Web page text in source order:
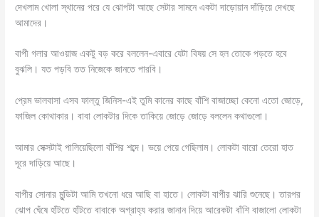
দেখলাম খোলা স্থানের পরে যে ঝোপটা আছে সেটার সামনে একটা দাড়োয়ান দাঁড়িয়ে দেখছে
আমাদের।
বাপী গলার আওয়াজ একটু বড় করে বললেন-এবারে যেটা বিষয় সে হল তোকে পড়তে হবে
বুঝলি। যত পড়বি তত নিজেকে জানতে পারবি।
প্রেম ভালবাসা এসব ফাল্তু জিনিস-এই তুমি কানের কাছে বাঁশি বাজাচ্ছো কেনো এতো জোড়ে,
ফাজিল কোথাকার। বাবা লোকটার দিকে তাকিয়ে জোড়ে জোড়ে বললেন কথাগুলো।
আমার সেক্সটাই পালিয়েছিলো বাঁশির শব্দে। ভয়ে পেয়ে গেছিলাম। লোকটা বারো তেরো হাত
দূরে দাড়িয়ে আছে।
বাপীর সোনার মুন্ডিটা আমি তখনো ধরে আছি বা হাতে। লোকটা বাপীর ঝারি শুনেছে। তারপর
ঝোপ ঘেঁষে হাঁটতে হাঁটতে বাবাকে অগ্রাহ্য করার জানান দিয়ে আরেকটা বাঁশি বাজালো লোকটা